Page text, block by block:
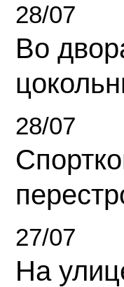
28/07
Во
28/07
27/07
На